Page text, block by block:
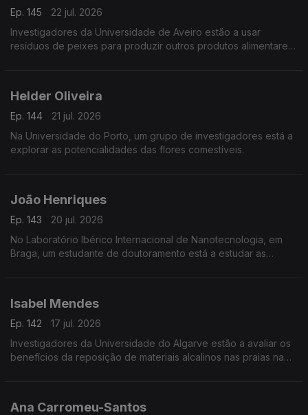
Ep. 145
22 jul. 2026
Investigadores da Universidade de Aveiro estão a usar
resíduos de peixes para produzir outros produtos alimentares
Helder Oliveira
Ep. 144
21 jul. 2026
Na Universidade do Porto, um grupo de investigadores está a
explorar as potencialidades das flores comestíveis.
João Henriques
Ep. 143
20 jul. 2026
No Laboratório Ibérico Internacional de Nanotecnologia, em
Braga, um estudante de doutoramento está a estudar as
Isabel Mendes
Ep. 142
17 jul. 2026
Investigadores da Universidade do Algarve estão a avaliar os
benefícios da reposição de materiais alcalinos nas praias na
Ana Carromeu-Santos